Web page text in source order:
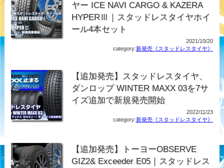
ヤー ICE NAVI CARGO & KAZERA
HYPERⅢ｜スタッドレスタイヤホイ
ール4本セット
2021/10/20
category:新発売《スタッドレスタイヤ》
【追加発売】スタッドレスタイヤ、
ダンロップ WINTER MAXX 03を7サ
イズ追加で新規発売開始
2022/11/23
category:新発売《スタッドレスタイヤ》
【追加発売】トーヨーOBSERVE
GIZ2& Exceeder E05｜スタッドレス